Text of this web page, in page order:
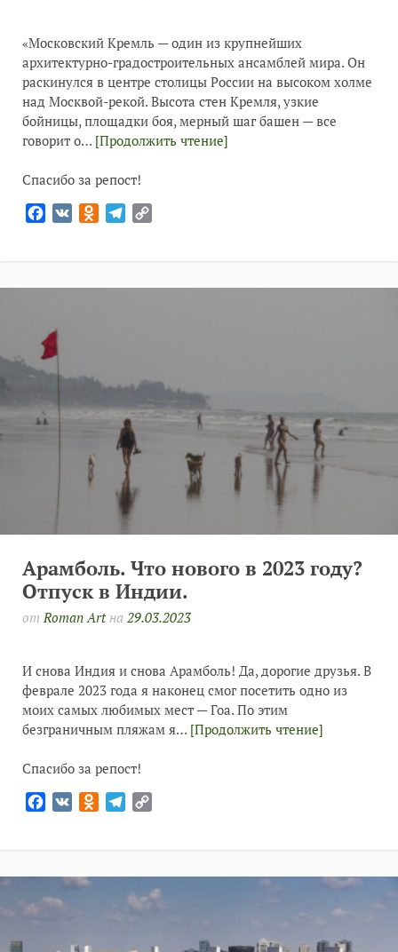
«Московский Кремль — один из крупнейших
архитектурно-градостроительных ансамблей мира. Он
раскинулся в центре столицы России на высоком холме
над Москвой-рекой. Высота стен Кремля, узкие
бойницы, площадки боя, мерный шаг башен — все
говорит о… [Продолжить чтение]
Спасибо за репост!
Facebook
VK Odnoklassniki
Telegram
Арамболь. Что нового в 2023 году?
Отпуск в Индии.
отRoman Artна 29.03.2023
И снова Индия и снова Арамболь! Да, дорогие друзья. В
феврале 2023 года я наконец смог посетить одно из
моих самых любимых мест — Гоа. По этим
безграничным пляжам я… [Продолжить чтение]
Спасибо за репост!
Facebook
VK Odnoklassniki
Telegram